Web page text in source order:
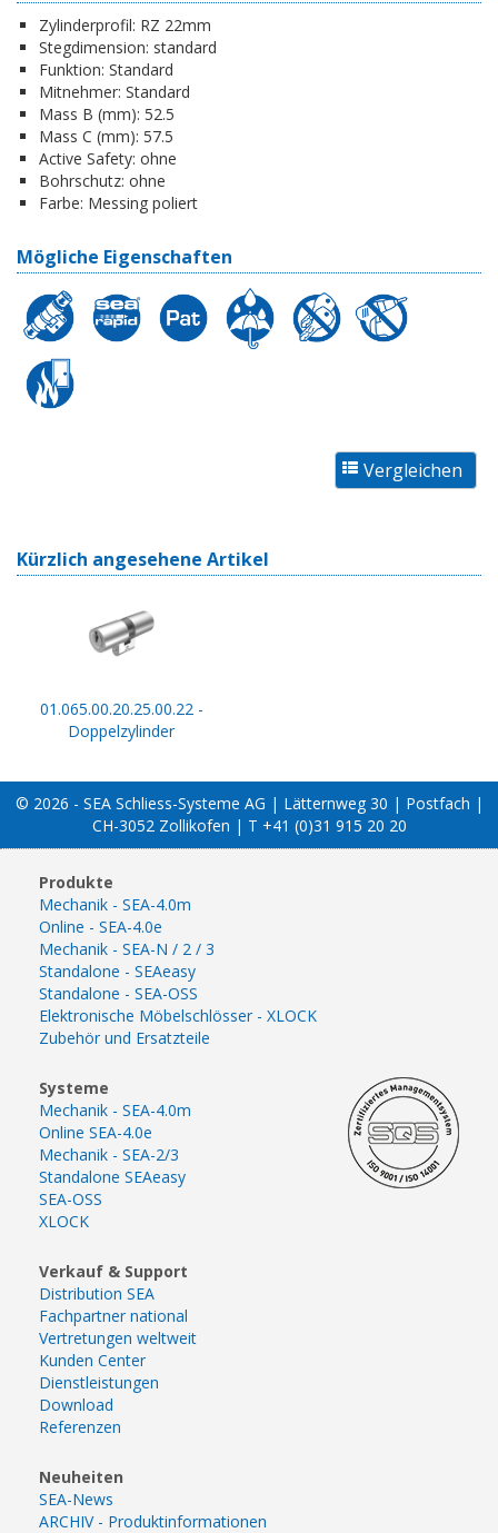
Zylinderprofil: RZ 22mm
Stegdimension: standard
Funktion: Standard
Mitnehmer: Standard
Mass B (mm): 52.5
Mass C (mm): 57.5
Active Safety: ohne
Bohrschutz: ohne
Farbe: Messing poliert
Mögliche Eigenschaften
Kürzlich angesehene Artikel
01.065.00.20.25.00.22 -
Doppelzylinder
© 2026 - SEA Schliess-Systeme AG | Lätternweg 30 | Postfach |
CH-3052 Zollikofen | T +41 (0)31 915 20 20
Produkte
Mechanik - SEA-4.0m
Online - SEA-4.0e
Mechanik - SEA-N / 2 / 3
Standalone - SEAeasy
Standalone - SEA-OSS
Elektronische Möbelschlösser - XLOCK
Zubehör und Ersatzteile
Systeme
Mechanik - SEA-4.0m
Online SEA-4.0e
Mechanik - SEA-2/3
Standalone SEAeasy
SEA-OSS
XLOCK
Verkauf & Support
Distribution SEA
Fachpartner national
Vertretungen weltweit
Kunden Center
Dienstleistungen
Download
Referenzen
Neuheiten
SEA-News
ARCHIV - Produktinformationen